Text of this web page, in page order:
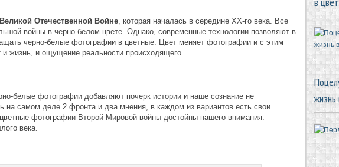
Отечественной Войне, которая началась в середине ХХ-го века. Все
войны в черно-белом цвете. Однако, современные технологии позволяют в
черно-белые фотографии в цветные. Цвет меняет фотографии и с этим
жизнь, и ощущение реальности происходящего.
белые фотографии добавляют почерк истории и наше сознание не
на самом деле 2 фронта и два мнения, в каждом из вариантов есть свои
фотографии Второй Мировой войны достойны нашего внимания.
века.